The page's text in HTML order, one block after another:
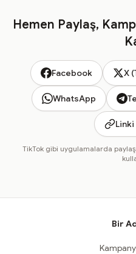
Hemen Paylaş,
Facebook X
WhatsApp
Linki
TikTok gibi uygulamalarda
Bir